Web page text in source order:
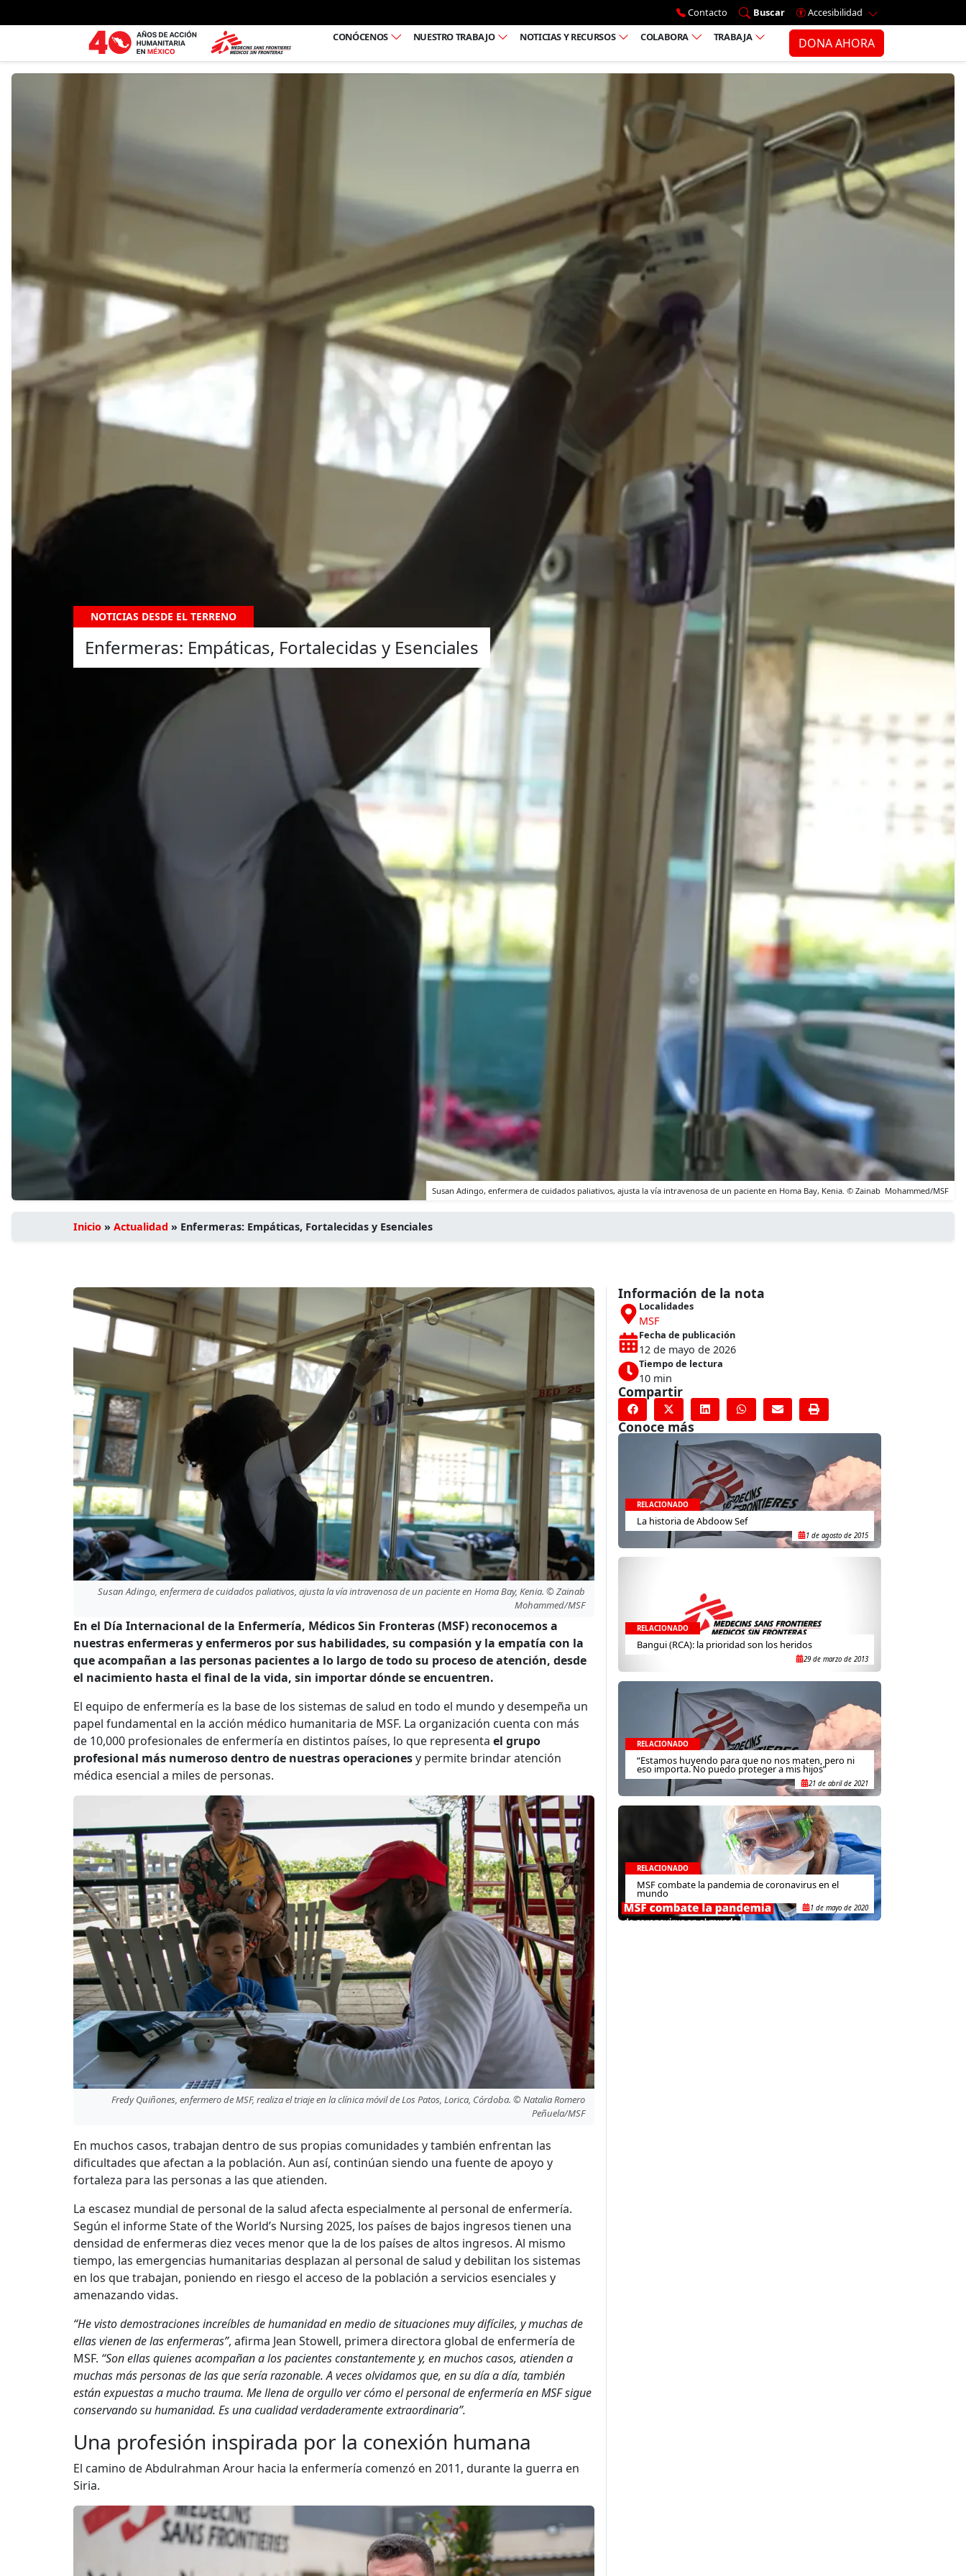
Ir al menú principal
Contacto Buscar
Accesibilidad
CONÓCENOS
NUESTRO TRABAJO NOTICIAS Y RECURSOS COLABORA TRABAJA DONA AHORA
NOTICIAS DESDE EL TERRENO
Enfermeras: Empáticas, Fortalecidas y Esenciales
Susan Adingo, enfermera de cuidados paliativos, ajusta la vía intravenosa de un paciente en Homa Bay, Kenia. © Zainab Mohammed/MSF
Inicio » Actualidad » Enfermeras: Empáticas, Fortalecidas y Esenciales
Susan Adingo, enfermera de cuidados paliativos, ajusta la vía intravenosa de un paciente en Homa Bay, Kenia. © Zainab
Mohammed/MSF
En el Día Internacional de la Enfermería, Médicos Sin Fronteras (MSF) reconocemos a
nuestras enfermeras y enfermeros por sus habilidades, su compasión y la empatía con la
que acompañan a las personas pacientes a lo largo de todo su proceso de atención, desde
el nacimiento hasta el final de la vida, sin importar dónde se encuentren.
El equipo de enfermería es la base de los sistemas de salud en todo el mundo y desempeña un
papel fundamental en la acción médico humanitaria de MSF. La organización cuenta con más
de 10,000 profesionales de enfermería en distintos países, lo que representa el grupo
profesional más numeroso dentro de nuestras operacionesy permite brindar atención
médica esencial a miles de personas.
Fredy Quiñones, enfermero de MSF, realiza el triaje en la clínica móvil de Los Patos, Lorica, Córdoba. © Natalia Romero
Peñuela/MSF
En muchos casos, trabajan dentro de sus propias comunidades y también enfrentan las
dificultades que afectan a la población. Aun así, continúan siendo una fuente de apoyo y
fortaleza para las personas a las que atienden.
La escasez mundial de personal de la salud afecta especialmente al personal de enfermería.
Según el informe State of the World’s Nursing 2025, los países de bajos ingresos tienen una
densidad de enfermeras diez veces menor que la de los países de altos ingresos. Al mismo
tiempo, las emergencias humanitarias desplazan al personal de salud y debilitan los sistemas
en los que trabajan, poniendo en riesgo el acceso de la población a servicios esenciales y
amenazando vidas.
“He visto demostraciones increíbles de humanidad en medio de situaciones muy difíciles, y muchas de
ellas vienen de las enfermeras”, afirma Jean Stowell, primera directora global de enfermería de
MSF. “Son ellas quienes acompañan a los pacientes constantemente y, en muchos casos, atienden a
muchas más personas de las que sería razonable. A veces olvidamos que, en su día a día, también
están expuestas a mucho trauma. Me llena de orgullo ver cómo el personal de enfermería en MSF sigue
conservando su humanidad. Es una cualidad verdaderamente extraordinaria”.
Una profesión inspirada por la conexión humana
El camino de Abdulrahman Arour hacia la enfermería comenzó en 2011, durante la guerra en
Siria.
Información de la nota
Localidades
MSF
Fecha de publicación
12 de mayo de 2026
Tiempo de lectura
10 min
Compartir
Conoce más
RELACIONADO
La historia de Abdoow Sef
1 de agosto de 2015
RELACIONADO
Bangui (RCA): la prioridad son los heridos
29 de marzo de 2013
RELACIONADO
“Estamos huyendo para que no nos maten, pero ni
eso importa. No puedo proteger a mis hijos”
21 de abril de 2021
RELACIONADO
MSF combate la pandemia de coronavirus en el
mundo
1 de mayo de 2020